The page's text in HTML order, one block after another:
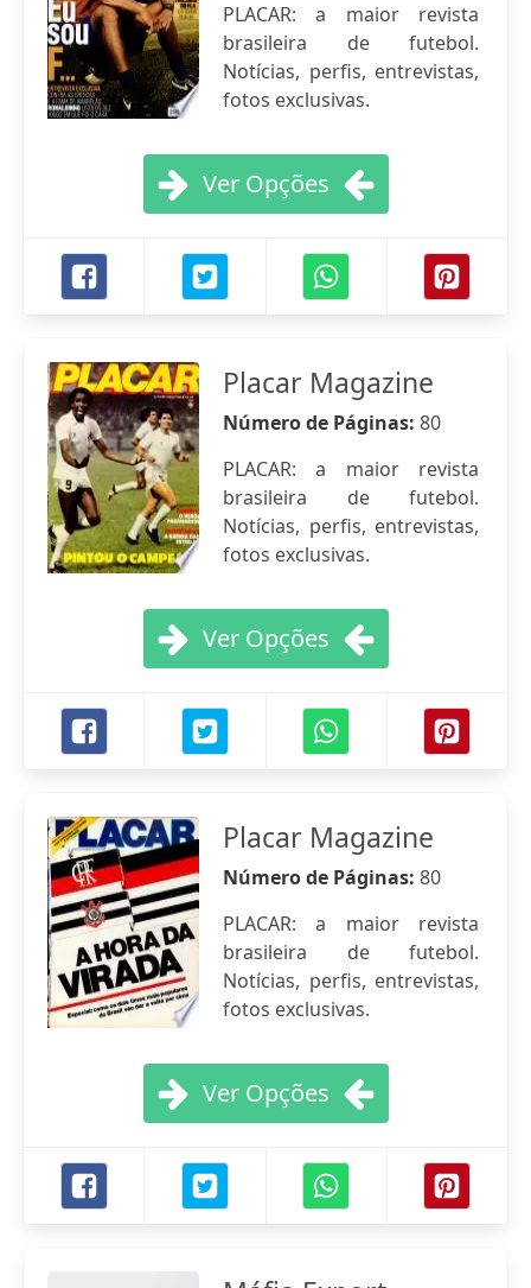
PLACAR: a maior revista
brasileira de futebol.
Notícias, perfis, entrevistas,
fotos exclusivas.
Ver Opções
Placar Magazine
Número de Páginas: 80
PLACAR: a maior revista
brasileira de futebol.
Notícias, perfis, entrevistas,
fotos exclusivas.
Ver Opções
Placar Magazine
Número de Páginas: 80
PLACAR: a maior revista
brasileira de futebol.
Notícias, perfis, entrevistas,
fotos exclusivas.
Ver Opções